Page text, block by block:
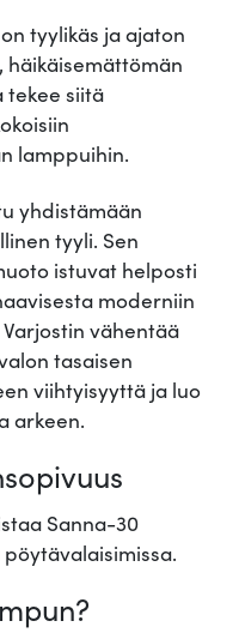
tyylikäs ja ajaton
häikäisemättömän
tekee siitä
lamppuihin.
yhdistämään
tyyli. Sen
istuvat helposti
moderniin
vähentää
tasaisen
viihtyisyyttä ja luo
arkeen.
Sanna-30